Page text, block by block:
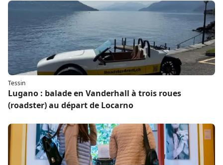
Tessin
Lugano : balade en Vanderhall à trois roues
(roadster) au départ de Locarno